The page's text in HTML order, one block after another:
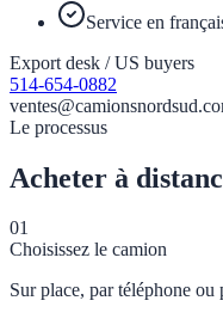
Service en
Export desk / US buyers
514-654-0882
Le processus
Acheter à
01
Choisissez le camion
Sur place, par téléphone